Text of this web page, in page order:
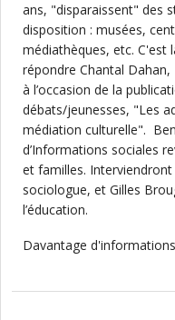
ans, "disparaissent" des
disposition : musées,
médiathèques, etc. C'est
répondre Chantal
à l’occasion de la
débats/jeunesses, "Les
médiation culturelle".
d’Informations sociales
et familles.
sociologue, et Gilles
l’éducation.
Davantage d'informations